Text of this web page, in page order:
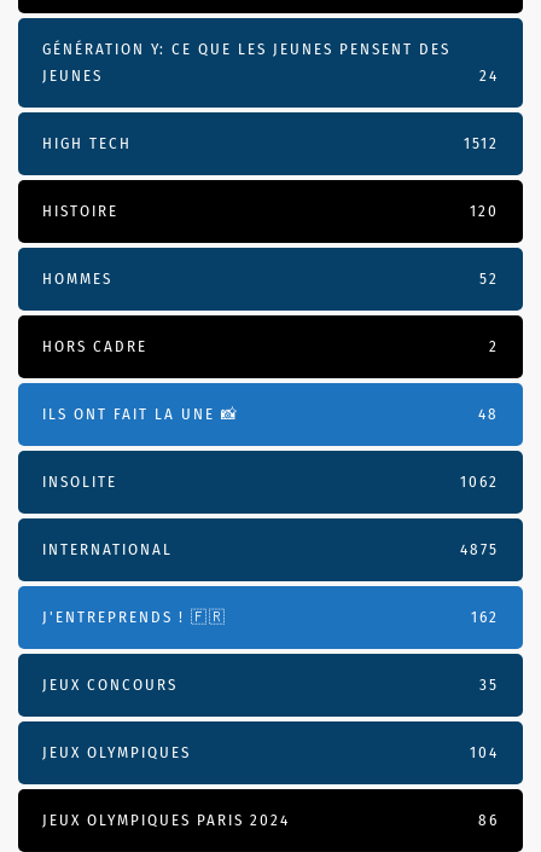
GÉNÉRATION Y: CE QUE LES JEUNES PENSENT DES
JEUNES
24
HIGH TECH 1512
HISTOIRE 120
HOMMES 52
HORS CADRE 2
ILS ONT FAIT LA UNE 📸 48
INSOLITE 1062
INTERNATIONAL 4875
J'ENTREPRENDS ! 🇫🇷 162
JEUX CONCOURS 35
JEUX OLYMPIQUES 104
JEUX OLYMPIQUES PARIS 2024 86